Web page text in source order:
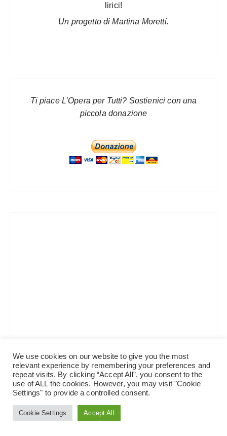
lirici!
Un progetto di Martina Moretti.
Ti piace L’Opera per Tutti? Sostienici con una
piccola donazione
We use cookies on our website to give you the most
relevant experience by remembering your preferences and
repeat visits. By clicking “Accept All”, you consent to the
use of ALL the cookies. However, you may visit "Cookie
Settings" to provide a controlled consent.
Cookie Settings Accept All